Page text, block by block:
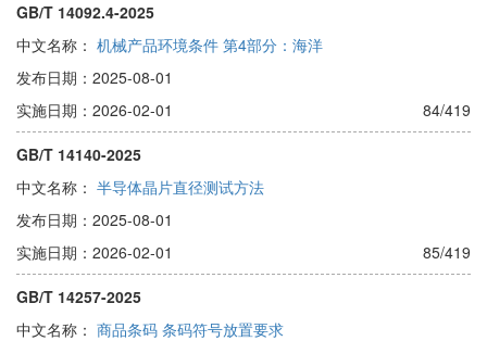
GB/T 14092.4-2025
中文名称： 机械产品环境条件 第4部分：海洋
发布日期：2025-08-01
实施日期：2026-02-01
84/419
GB/T 14140-2025
中文名称： 半导体晶片直径测试方法
发布日期：2025-08-01
实施日期：2026-02-01
85/419
GB/T 14257-2025
中文名称： 商品条码 条码符号放置要求